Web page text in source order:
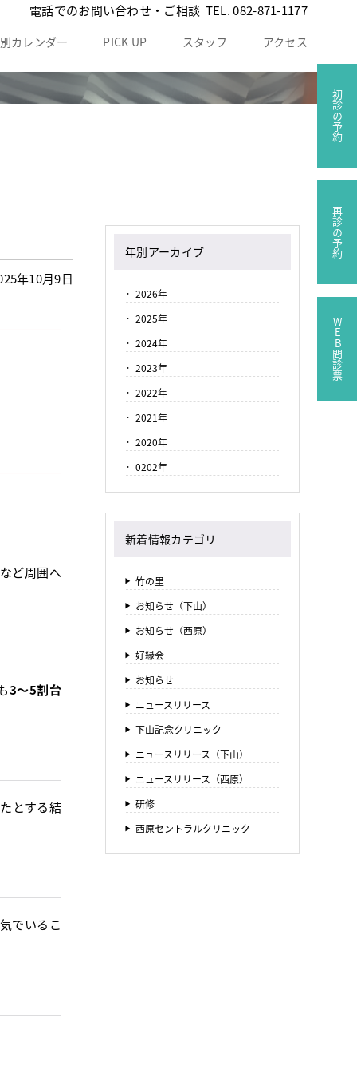
初診の予約
再診の予約
WEB問診票
電話でのお問い合わせ・ご相談 TEL. 082-871-1177
カレンダー PICK UP スタッフ アクセス
年10月9日
ど周囲へ
3〜5割台
とする結
でいるこ
年別アーカイブ
2026年
2025年
2024年
2023年
2022年
2021年
2020年
0202年
新着情報カテゴリ
竹の里
お知らせ（下山）
お知らせ（西原）
好縁会
お知らせ
ニュースリリース
下山記念クリニック
ニュースリリース（下山）
ニュースリリース（西原）
研修
西原セントラルクリニック